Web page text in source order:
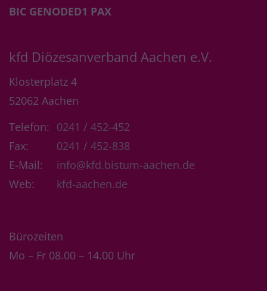
BIC GENODED1 PAX
kfd Diözesanverband Aachen e.V.
Klosterplatz 4
52062 Aachen
Telefon: 0241 / 452-452
Fax:
0241 / 452-838
E-Mail:
info@kfd.bistum-aachen.de
Web:
kfd-aachen.de
Bürozeiten
Mo – Fr 08.00 – 14.00 Uhr